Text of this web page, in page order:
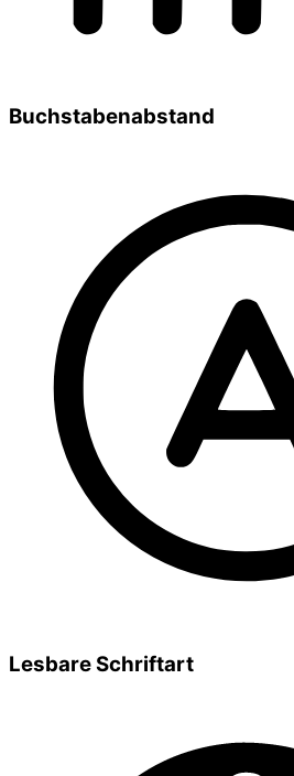
Buchstabenabstand
Lesbare Schriftart